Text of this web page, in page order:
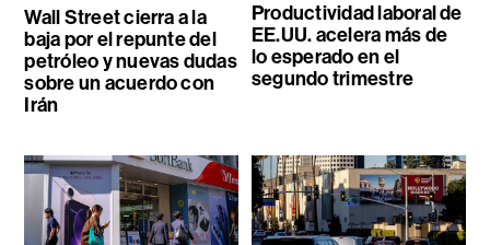
Wall Street cierra a la
baja por el repunte del
petróleo y nuevas dudas
sobre un acuerdo con
Irán
Productividad laboral de
EE.UU. acelera más de
lo esperado en el
segundo trimestre